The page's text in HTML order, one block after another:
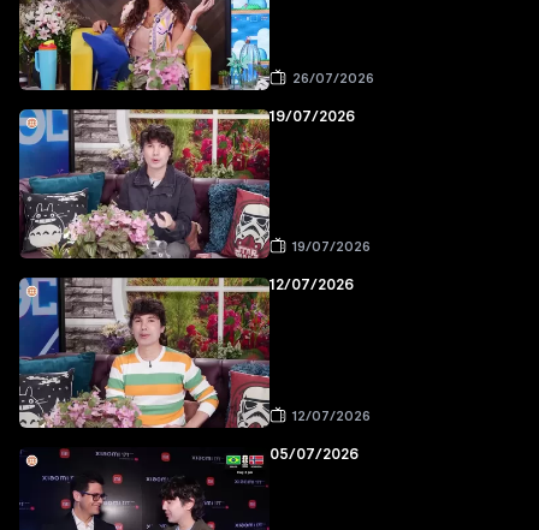
26/07/2026
19/07/2026
19/07/2026
12/07/2026
12/07/2026
05/07/2026